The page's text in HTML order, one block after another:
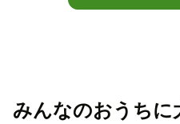
みんなのおうちに